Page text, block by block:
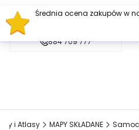
884 709 777
i Atlasy MAPY SKŁADANE
Średnia ocena zakupów w